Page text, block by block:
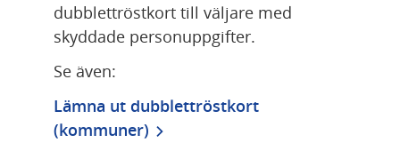
dubblettröstkort till väljare med
skyddade personuppgifter.
Se även:
Lämna ut dubblettröstkort
(kommuner)